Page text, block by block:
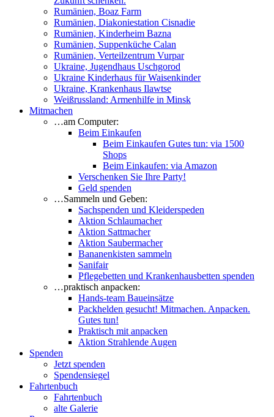
Rumänien, Boaz Farm
Rumänien, Diakoniestation Cisnadie
Rumänien, Kinderheim Bazna
Rumänien, Suppenküche Calan
Rumänien, Verteilzentrum Vurpar
Ukraine, Jugendhaus Uschgorod
Ukraine Kinderhaus für Waisenkinder
Ukraine, Krankenhaus Ilawtse
Weißrussland: Armenhilfe in Minsk
Mitmachen
…am Computer:
Beim Einkaufen
Beim Einkaufen Gutes tun: via 1500
Shops
Beim Einkaufen: via Amazon
Verschenken Sie Ihre Party!
Geld spenden
…Sammeln und Geben:
Sachspenden und Kleiderspeden
Aktion Schlaumacher
Aktion Sattmacher
Aktion Saubermacher
Bananenkisten sammeln
Sanifair
Pflegebetten und Krankenhausbetten spenden
…praktisch anpacken:
Hands-team Baueinsätze
Packhelden gesucht! Mitmachen. Anpacken.
Gutes tun!
Praktisch mit anpacken
Aktion Strahlende Augen
Spenden
Jetzt spenden
Spendensiegel
Fahrtenbuch
Fahrtenbuch
alte Galerie